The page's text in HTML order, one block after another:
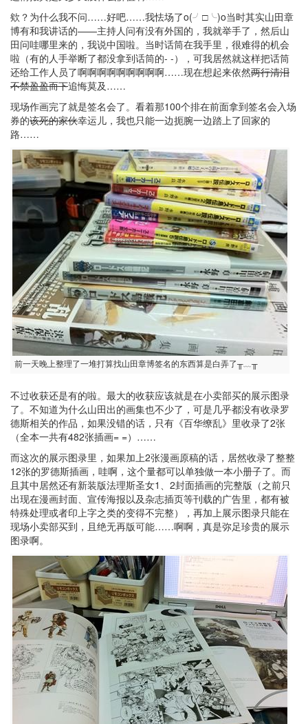
欸？为什么我不问……好吧……我怯场了o(╯□╰)o当时其实山田章
博有和我讲话的——主持人问有没有外国的，我就举手了，然后山
田问哇哪里来的，我说中国啦。当时话筒在我手里，很难得的机会
啦（有的人手举断了都没拿到话筒的- -），可我居然就这样把话筒
还给工作人员了啊啊啊啊啊啊啊啊啊……现在想起来依然两行清泪
不禁盈盈而下追悔莫及……
现场作画完了就是签名会了。看着那100个排在前面拿到签名会入场
券的该死的家伙幸运儿，我也只能一边扼腕一边踏上了回家的
路……
前一天晚上整理了一堆打算找山田章博签名的东西算是白弄了╥﹏╥
不过收获还是有的啦。最大的收获应该就是在小卖部买的展示图录
了。不知道为什么山田出的画集也不少了，可是几乎都没有收录罗
德斯相关的作品，如果没错的话，只有《百华缭乱》里收录了2张
（全本一共有482张插画= =）……
而这次的展示图录里，如果加上2张漫画原稿的话，居然收录了整整
12张的罗德斯插画，哇啊，这个量都可以单独做一本小册子了。而
且其中居然还有新装版法理斯圣女1、2封面插画的完整版（之前只
出现在漫画封面、宣传海报以及杂志插页等刊载的广告里，都有被
特殊处理或者印上字之类的变得不完整），再加上展示图录只能在
现场小卖部买到，且绝无再版可能……啊啊，真是弥足珍贵的展示
图录啊。